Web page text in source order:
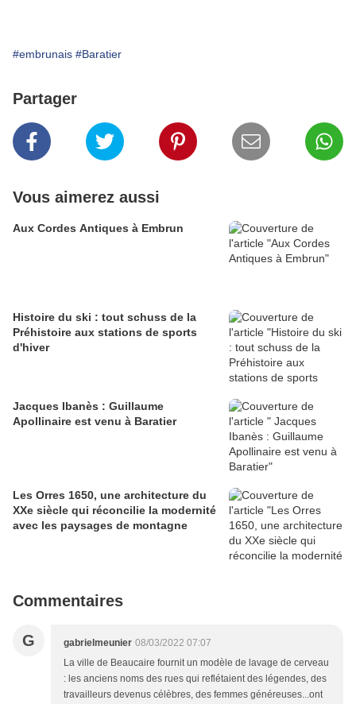
#embrunais #Baratier
Partager
Vous aimerez aussi
Aux Cordes Antiques à Embrun
Histoire du ski : tout schuss de la
Préhistoire aux stations de sports
d'hiver
Jacques Ibanès : Guillaume
Apollinaire est venu à Baratier
Les Orres 1650, une architecture du
XXe siècle qui réconcilie la modernité
avec les paysages de montagne
Commentaires
G gabrielmeunier 08/03/2022 07:07
La ville de Beaucaire fournit un modèle de lavage de cerveau
: les anciens noms des rues qui reflétaient des légendes, des
travailleurs devenus célèbres, des femmes généreuses...ont